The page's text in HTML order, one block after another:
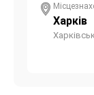
Харків